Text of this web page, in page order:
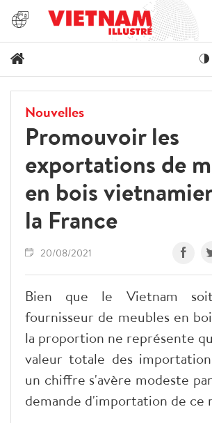
Nouvelles
​Promouvoir les
exportations de
en bois
la France
20/08/2021
Bien que le Vietnam
fournisseur de meubles en
la proportion ne représente
valeur totale des
un chiffre s'avère modeste
demande d'importation de ce